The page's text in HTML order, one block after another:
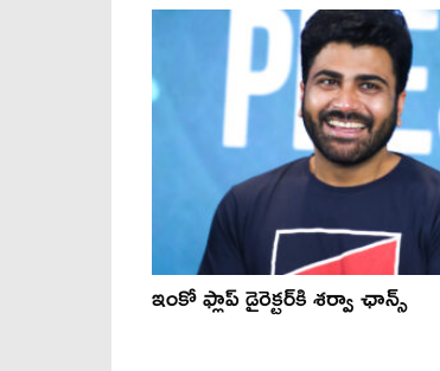
ఇంకో ఫ్లాప్ డైరెక్టర్‌కి శర్వా ఛాన్స్